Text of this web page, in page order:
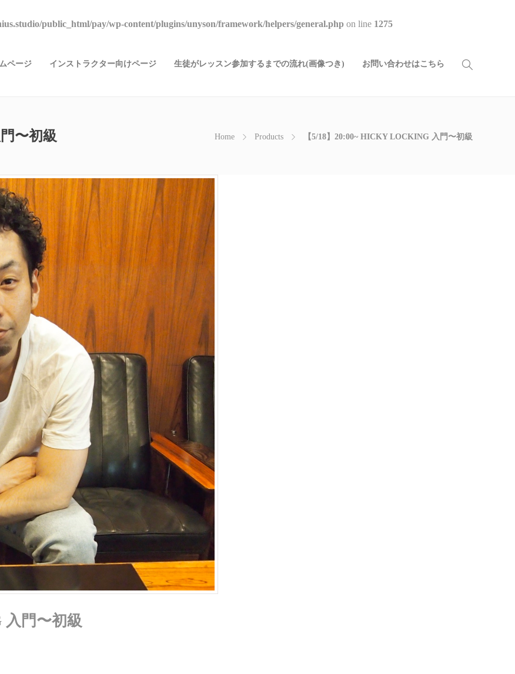
public_html/pay/wp-content/plugins/unyson/framework/helpers/general.php on line 1275
ページ インストラクター向けページ 生徒がレッスン参加するまでの流れ(画像つき) お問い合わせはこちら
〜初級 Home Products 【5/18】20:00~ HICKY LOCKING 入門〜初級
入門〜初級